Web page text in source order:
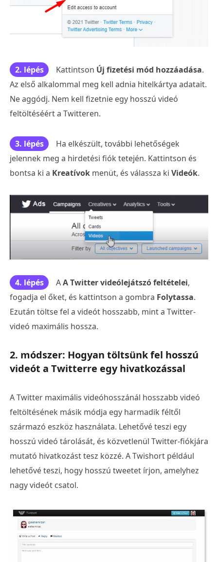
2. lépés Kattintson Új fizetési mód hozzáadása.
Az első alkalommal meg kell adnia hitelkártya adatait.
Ne aggódj. Nem kell fizetnie egy hosszú videó
feltöltéséért a Twitteren.
3. lépés
Ha elkészült, további lehetőségek
jelennek meg a hirdetési fiók tetején. Kattintson és
bontsa ki a Kreatívok menüt, és válassza ki Videók.
4. lépés AA Twitter videólejátszó feltételei,
fogadja el őket, és kattintson a gombra Folytassa.
Ezután töltse fel a videót hosszabb, mint a Twitter-
videó maximális hossza.
2. módszer: Hogyan töltsünk fel hosszú
videót a Twitterre egy hivatkozással
A Twitter maximális videóhosszánál hosszabb videó
feltöltésének másik módja egy harmadik féltől
származó eszköz használata. Lehetővé teszi egy
hosszú videó tárolását, és közvetlenül Twitter-fiókjára
mutató hivatkozást tesz közzé. A Twishort például
lehetővé teszi, hogy hosszú tweetet írjon, amelyhez
nagy videót csatol.